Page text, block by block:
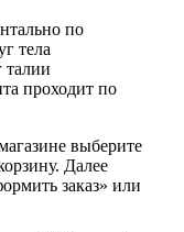
по
тела
талии
проходит по
выберите
Далее
заказ» или